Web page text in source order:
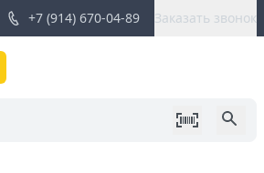
+7 (914) 670-04-89 Заказать звонок